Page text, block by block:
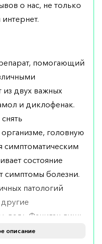
о нас, не только
помогающий
из двух важных
и диклофенак.
головную
симптоматическим
состояние
симптомы болезни.
патологий
ведь Фаниган лишь
описание